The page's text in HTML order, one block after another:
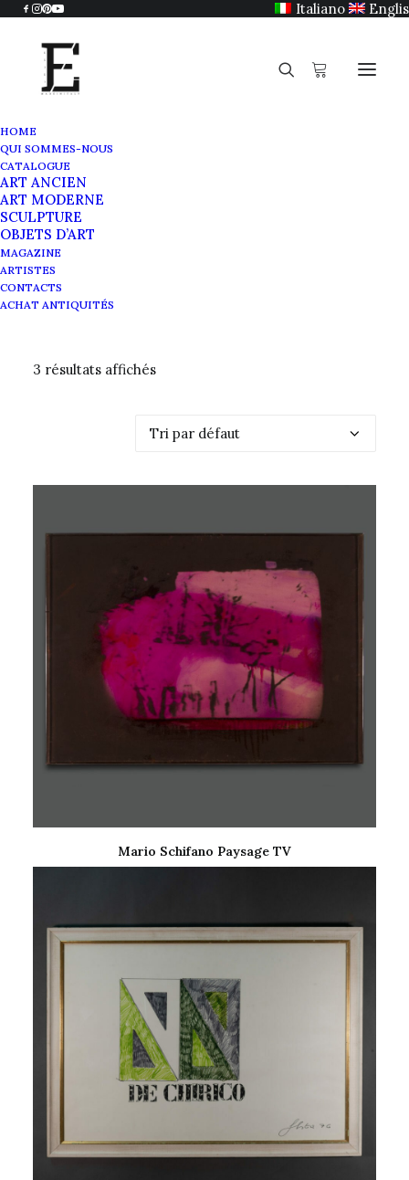
Italiano
HOME
QUI SOMMES-NOUS
CATALOGUE
ART ANCIEN
ART MODERNE
SCULPTURE
OBJETS D’ART
MAGAZINE
ARTISTES
CONTACTS
ACHAT ANTIQUITÉS
Écolé de Piazza del
3 résultats affichés
LIRE LA SUITE
Mario Schifano Paysage TV